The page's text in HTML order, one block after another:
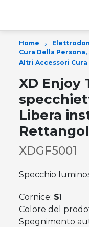
Home ›
Cura Della
Altri Accessori Cura
XD Enjoy
Libera
XDGF5001
Specchio
Cornice: Sì
Colore del
Spegnimento